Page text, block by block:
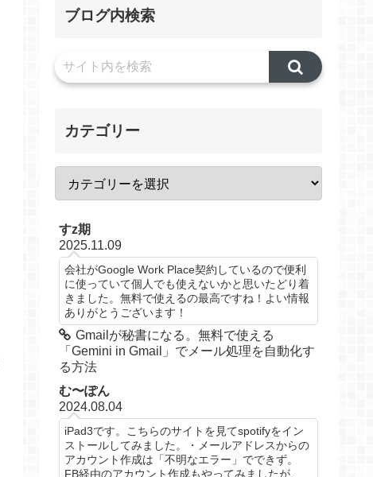
ブログ内検索
カテゴリー
すz期
2025.11.09
会社がGoogle Work Place契約しているので便利
に使っていて個人でも使えないかと思いたどり着
きました。無料で使えるの最高ですね！よい情報
ありがとうございます！
Gmailが秘書になる。無料で使える
「Gemini in Gmail」でメール処理を自動化す
る方法
む〜ぽん
2024.08.04
iPad3です。こちらのサイトを見てspotifyをイン
ストールしてみました。・メールアドレスからの
アカウント作成は「不明なエラー」でできず。
FB経由のアカウント作成もやってみましたが、